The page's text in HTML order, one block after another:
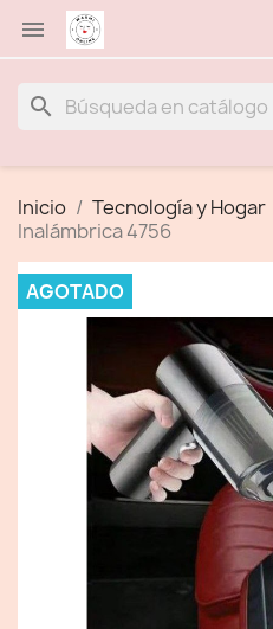

search
Inicio Tecnología y Hogar
Inalámbrica 4756
AGOTADO